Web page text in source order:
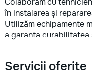
Colaborăm cu
în instalarea și
Utilizăm echipamente
a garanta
Servicii oferite